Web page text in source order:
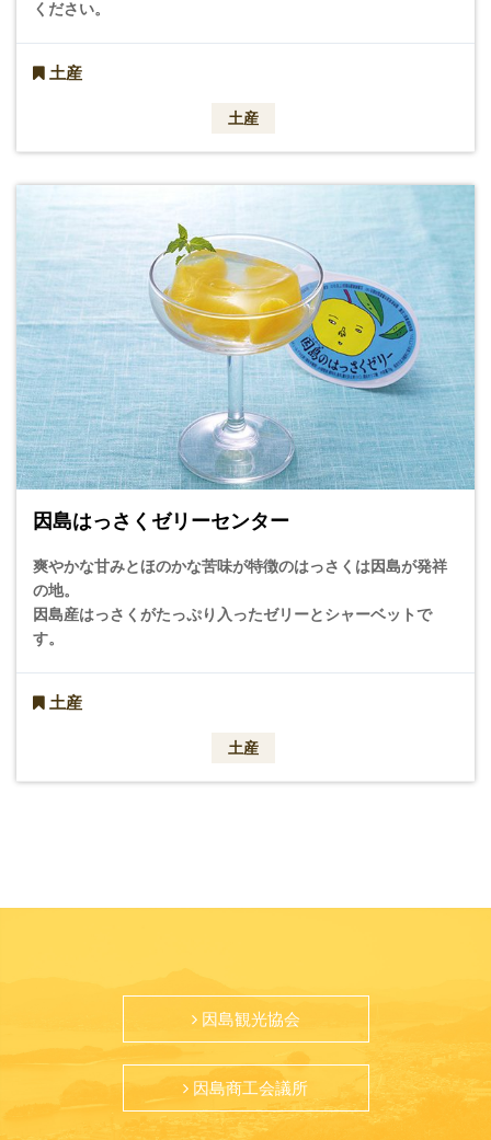
ください。
土産
土産
因島はっさくゼリーセンター
爽やかな甘みとほのかな苦味が特徴のはっさくは因島が発祥
の地。
因島産はっさくがたっぷり入ったゼリーとシャーベットで
す。
土産
土産
因島観光協会
因島商工会議所